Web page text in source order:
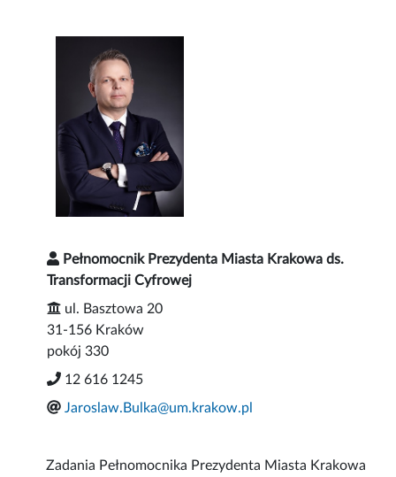
Pełnomocnik Prezydenta Miasta Krakowa ds.
Transformacji Cyfrowej
ul. Basztowa 20
31-156 Kraków
pokój 330
12 616 1245
Jaroslaw.Bulka@um.krakow.pl
Zadania Pełnomocnika Prezydenta Miasta Krakowa